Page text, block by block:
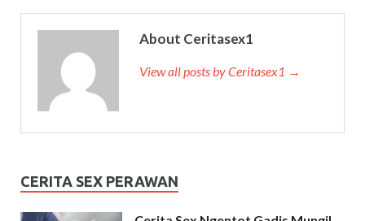
About Ceritasex1
View all posts by Ceritasex1 →
CERITA SEX PERAWAN